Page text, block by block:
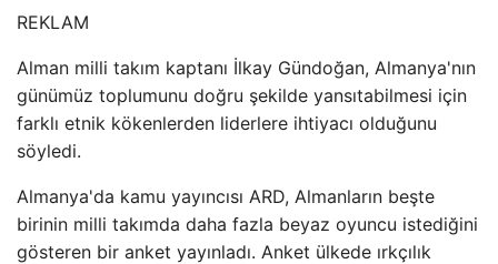
REKLAM
Alman milli takım kaptanı İlkay Gündoğan, Almanya'nın
günümüz toplumunu doğru şekilde yansıtabilmesi için
farklı etnik kökenlerden liderlere ihtiyacı olduğunu
söyledi.
Almanya'da kamu yayıncısı ARD, Almanların beşte
birinin milli takımda daha fazla beyaz oyuncu istediğini
gösteren bir anket yayınladı. Anket ülkede ırkçılık